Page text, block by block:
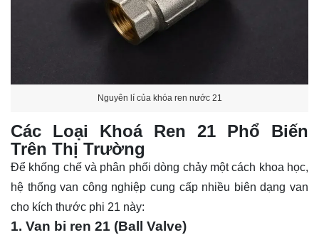
Nguyên lí của khóa ren nước 21
Các Loại Khoá Ren 21 Phổ Biến
Trên Thị Trường
Để khống chế và phân phối dòng chảy một cách khoa học,
hệ thống van công nghiệp cung cấp nhiều biên dạng van
cho kích thước phi 21 này:
1. Van bi ren 21 (Ball Valve)